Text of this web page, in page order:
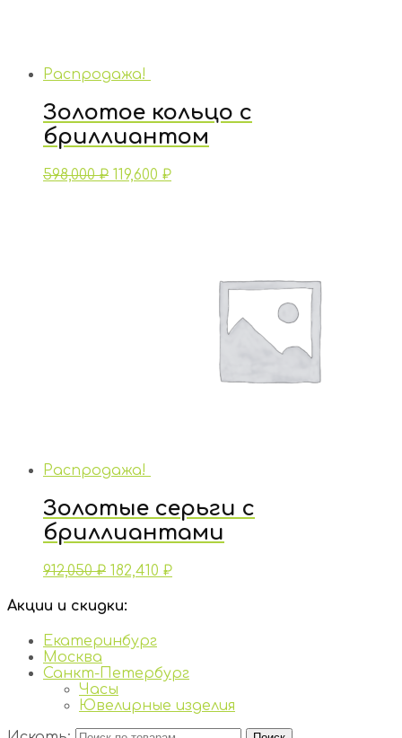
Распродажа!
Золотое кольцо с
бриллиантом
598,000₽ 119,600 ₽
Распродажа!
Золотые серьги с
бриллиантами
912,050₽ 182,410 ₽
Акции и скидки:
Екатеринбург
Москва
Санкт-Петербург
Часы
Ювелирные изделия